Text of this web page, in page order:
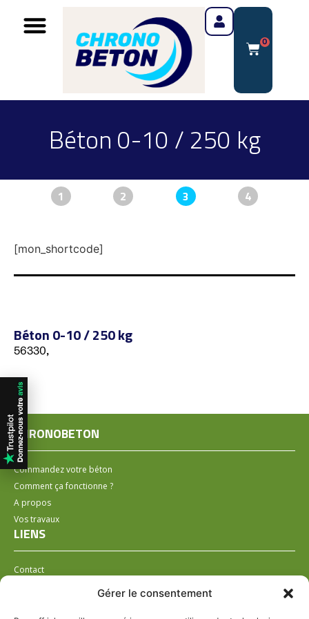
Gérer le consentement
0
Béton 0-10 / 250 kg
1 2 3 4
[mon_shortcode]
Béton 0-10 / 250 kg
56330,
CHRONOBETON
Commandez votre béton
Comment ça fonctionne ?
A propos
Vos travaux
LIENS
Contact